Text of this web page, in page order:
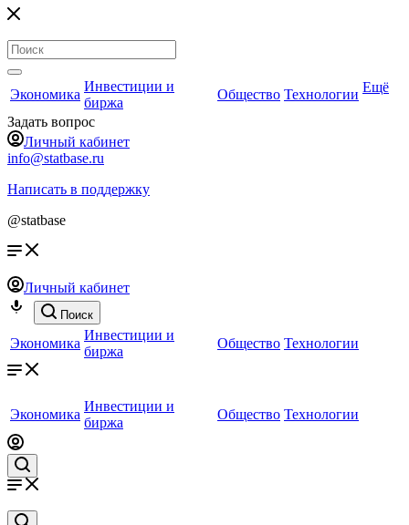
Экономика
Инвестиции и
биржа
Общество Технологии Ещё
Задать вопрос
Личный кабинет
info@statbase.ru
Написать в поддержку
@statbase
Личный кабинет
Поиск
Экономика
Инвестиции и
биржа
Общество Технологии
Экономика
Инвестиции и
биржа
Общество Технологии